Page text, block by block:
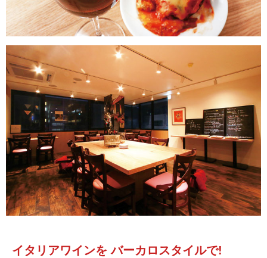
イタリアワインを バーカロスタイルで!